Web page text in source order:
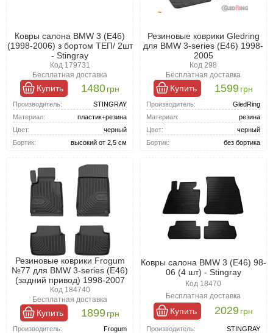
Ковры салона BMW 3 (Е46)
(1998-2006) з бортом ТЕП/ 2шт
- Stingray
Код 179731
Бесплатная доставка
Купить 1480грн
Производитель:
STINGRAY
Материал:
пластик+резина
Цвет:
черный
Бортик:
высокий от 2,5 см
Резиновые коврики Gledring
для BMW 3-series (E46) 1998-
2005
Код 298
Бесплатная доставка
Купить 1599грн
Производитель:
GledRing
Материал:
резина
Цвет:
черный
Бортик:
без бортика
Резиновые коврики Frogum
№77 для BMW 3-series (E46)
(задний привод) 1998-2007
Код 184740
Бесплатная доставка
Купить 1899грн
Производитель:
Frogum
Ковры салона BMW 3 (Е46) 98-
06 (4 шт) - Stingray
Код 18470
Бесплатная доставка
Купить 2029грн
Производитель:
STINGRAY